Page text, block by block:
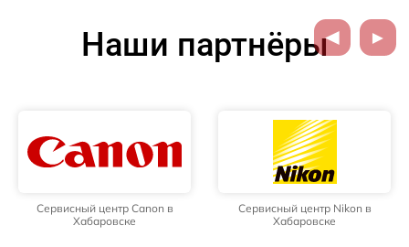
Наши партнёры
Сервисный центр Canon в
Хабаровске
Сервисный центр Nikon в
Хабаровске